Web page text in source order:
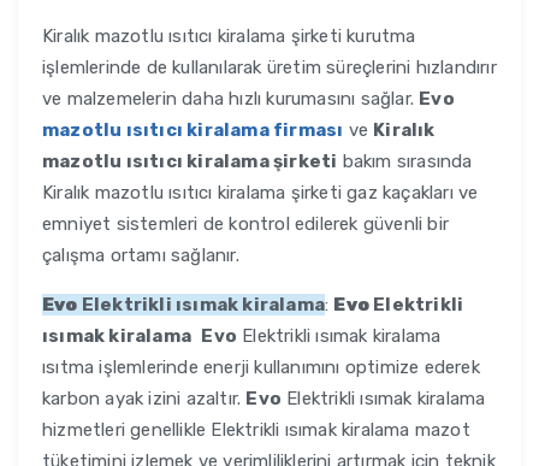
Kiralık mazotlu ısıtıcı kiralama şirketi kurutma
işlemlerinde de kullanılarak üretim süreçlerini hızlandırır
ve malzemelerin daha hızlı kurumasını sağlar. Evo
mazotlu ısıtıcı kiralama firması ve Kiralık
mazotlu ısıtıcı kiralama şirketi bakım sırasında
Kiralık mazotlu ısıtıcı kiralama şirketi gaz kaçakları ve
emniyet sistemleri de kontrol edilerek güvenli bir
çalışma ortamı sağlanır.
Evo Elektrikli ısımak kiralama: Evo Elektrikli
ısımak kiralama Evo Elektrikli ısımak kiralama
ısıtma işlemlerinde enerji kullanımını optimize ederek
karbon ayak izini azaltır. Evo Elektrikli ısımak kiralama
hizmetleri genellikle Elektrikli ısımak kiralama mazot
tüketimini izlemek ve verimliliklerini artırmak için teknik